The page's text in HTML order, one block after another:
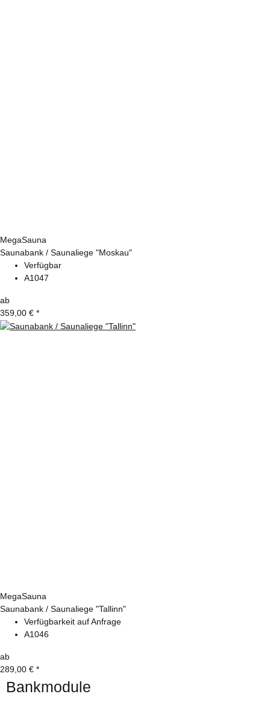
MegaSauna
Saunabank / Saunaliege "Moskau"
Verfügbar
A1047
ab
359,00 € *
MegaSauna
Saunabank / Saunaliege "Tallinn"
Verfügbarkeit auf Anfrage
A1046
ab
289,00 € *
Bankmodule